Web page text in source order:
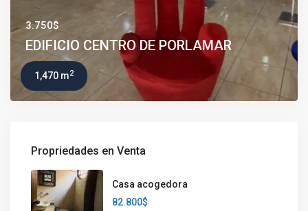
3.750$
EDIFICIO CENTRO DE PORLAMAR
1,470 m2
Propriedades en Venta
Casa acogedora
82.800$